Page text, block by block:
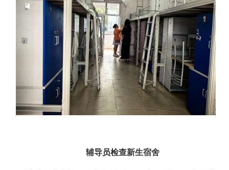
辅导员检查新生宿舍